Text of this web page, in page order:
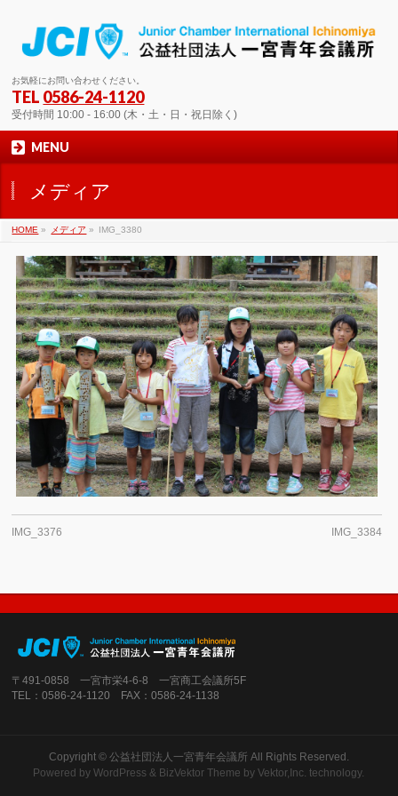
お気軽にお問い合わせください。
TEL 0586-24-1120
受付時間 10:00 - 16:00 (木・土・日・祝日除く)
MENU
メディア
HOME » メディア » IMG_3380
IMG_3376 IMG_3384
〒491-0858 一宮市栄4-6-8 一宮商工会議所5F
TEL：0586-24-1120 FAX：0586-24-1138
Copyright © 公益社団法人一宮青年会議所All Rights Reserved.
Powered byWordPress & BizVektor Theme by Vektor,Inc. technology.